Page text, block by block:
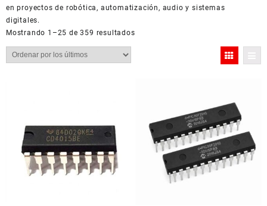
en proyectos de robótica, automatización, audio y sistemas
digitales.
Mostrando 1–25 de 359 resultadosOrdenado